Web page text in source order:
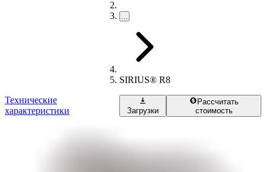
…
SIRIUS® R8
Технические
характеристики
Загрузки
Рассчитать
стоимость